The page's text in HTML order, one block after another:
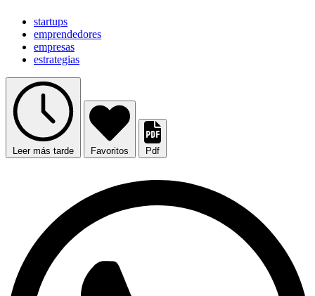
startups
emprendedores
empresas
estrategias
Leer más tarde Favoritos Pdf